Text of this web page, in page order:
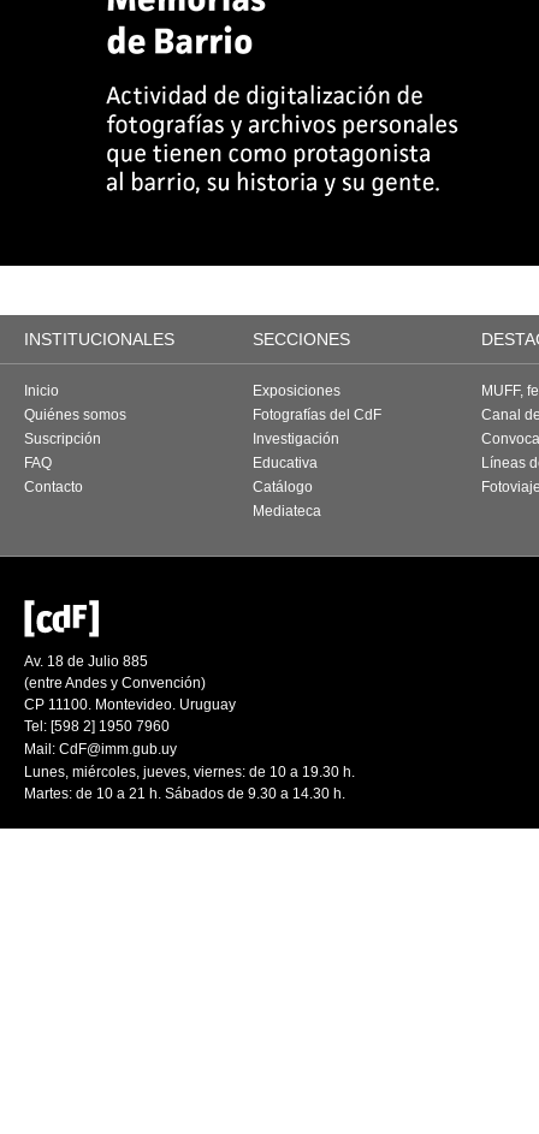
INSTITUCIONALES SECCIONES
Inicio
Quiénes somos
Suscripción
FAQ
Contacto
Exposiciones
Fotografías del CdF
Investigación
Educativa
Catálogo
Mediateca
MUFF,
Canal
Líneas
Av. 18 de Julio 885
(entre Andes y Convención)
CP 11100. Montevideo. Uruguay
Tel: [598 2] 1950 7960
Mail: CdF@imm.gub.uy
Lunes, miércoles, jueves, viernes: de 10 a 19.30 h.
Martes: de 10 a 21 h. Sábados de 9.30 a 14.30 h.